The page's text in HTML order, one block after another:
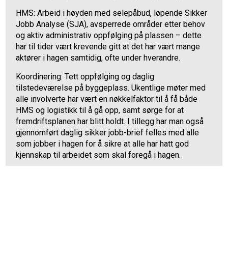
HMS: Arbeid i høyden med selepåbud, løpende Sikker
Jobb Analyse (SJA), avsperrede områder etter behov
og aktiv administrativ oppfølging på plassen – dette
har til tider vært krevende gitt at det har vært mange
aktører i hagen samtidig, ofte under hverandre.
Koordinering: Tett oppfølging og daglig
tilstedeværelse på byggeplass. Ukentlige møter med
alle involverte har vært en nøkkelfaktor til å få både
HMS og logistikk til å gå opp, samt sørge for at
fremdriftsplanen har blitt holdt. I tillegg har man også
gjennomført daglig sikker jobb-brief felles med alle
som jobber i hagen for å sikre at alle har hatt god
kjennskap til arbeidet som skal foregå i hagen.